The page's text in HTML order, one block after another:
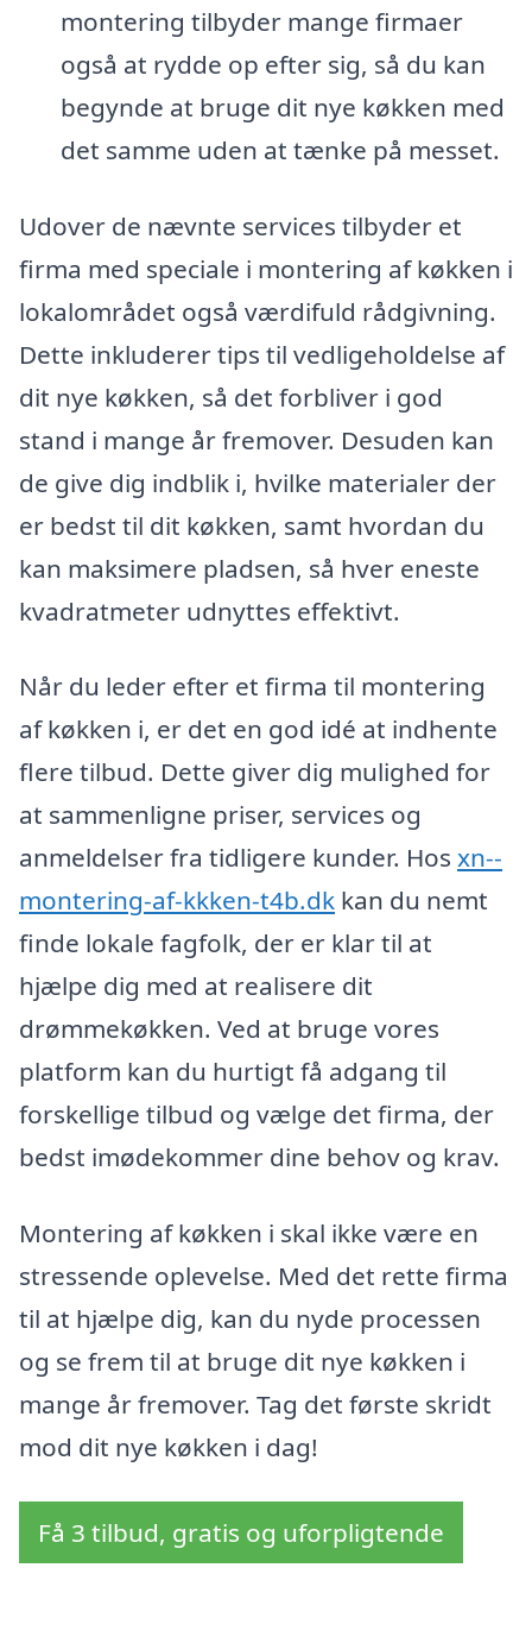
montering tilbyder mange firmaer
også at rydde op efter sig, så du kan
begynde at bruge dit nye køkken med
det samme uden at tænke på messet.
Udover de nævnte services tilbyder et
firma med speciale i montering af køkken i
lokalområdet også værdifuld rådgivning.
Dette inkluderer tips til vedligeholdelse af
dit nye køkken, så det forbliver i god
stand i mange år fremover. Desuden kan
de give dig indblik i, hvilke materialer der
er bedst til dit køkken, samt hvordan du
kan maksimere pladsen, så hver eneste
kvadratmeter udnyttes effektivt.
Når du leder efter et firma til montering
af køkken i, er det en god idé at indhente
flere tilbud. Dette giver dig mulighed for
at sammenligne priser, services og
anmeldelser fra tidligere kunder. Hos xn--
montering-af-kkken-t4b.dk kan du nemt
finde lokale fagfolk, der er klar til at
hjælpe dig med at realisere dit
drømmekøkken. Ved at bruge vores
platform kan du hurtigt få adgang til
forskellige tilbud og vælge det firma, der
bedst imødekommer dine behov og krav.
Montering af køkken i skal ikke være en
stressende oplevelse. Med det rette firma
til at hjælpe dig, kan du nyde processen
og se frem til at bruge dit nye køkken i
mange år fremover. Tag det første skridt
mod dit nye køkken i dag!
Få 3 tilbud, gratis og uforpligtende